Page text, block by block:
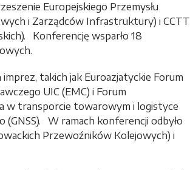
Europejskiego Przemysłu
i Zarządców Infrastruktury) i CCTT
Konferencję wsparło 18
takich jak Euroazjatyckie Forum
UIC (EMC) i Forum
w transporcie towarowym i logistyce
(GNSS). W ramach konferencji odbyło
Przewoźników Kolejowych) i